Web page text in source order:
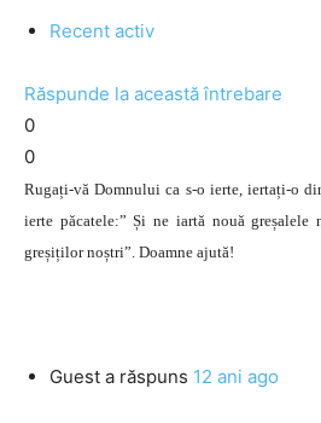
Recent activ
Răspunde la această întrebare
0
0
Rugați-vă Domnului ca s-o ierte, iertați-o
ierte păcatele:” Și ne iartă nouă greșalele
greșiților noștri”. Doamne ajută!
Guest a răspuns 12 ani ago